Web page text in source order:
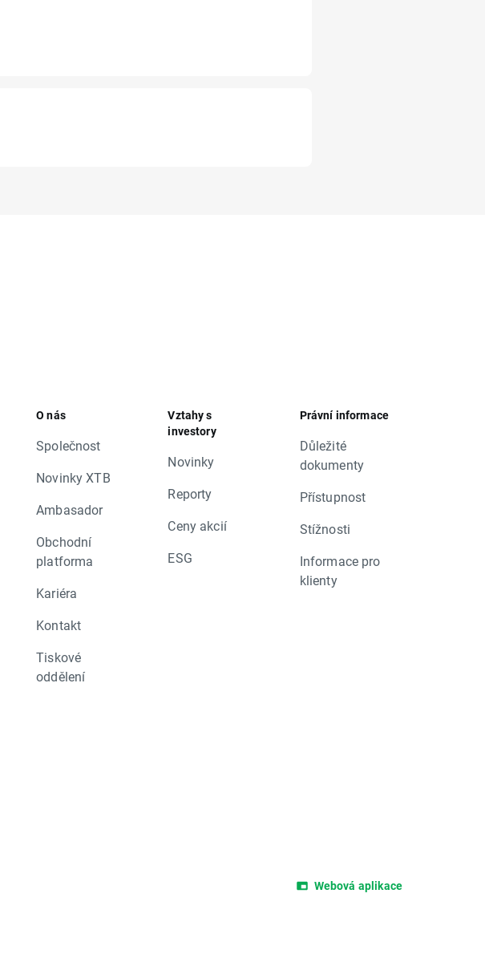
O nás
Společnost
Novinky XTB
Ambasador
Obchodní
platforma
Kariéra
Kontakt
Tiskové
oddělení
Vztahy s
investory
Novinky
Reporty
Ceny akcií
ESG
Právní informace
Důležité
dokumenty
Přístupnost
Stížnosti
Informace pro
klienty
Webová aplikace